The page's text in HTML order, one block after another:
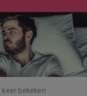
keer bekeken